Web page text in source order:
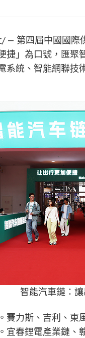
/ — 第四屆中國國際
捷」 為口號，匯聚
系統、智能網聯
智能汽車鏈：
賽力斯、吉利、
宜春鋰電產業鏈